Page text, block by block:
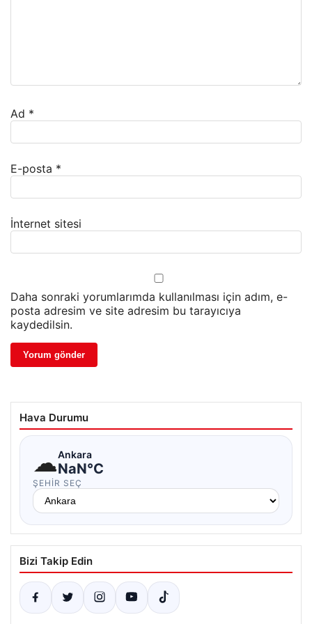
Ad *
E-posta *
İnternet sitesi
Daha sonraki yorumlarımda kullanılması için adım, e-
posta adresim ve site adresim bu tarayıcıya
kaydedilsin.
Hava Durumu
☁Ankara
NaN°C
ŞEHIR SEÇ
Bizi Takip Edin